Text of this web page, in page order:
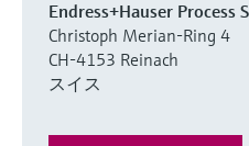
Endress+Hauser Process
Christoph Merian-Ring 4
CH-4153 Reinach
スイス